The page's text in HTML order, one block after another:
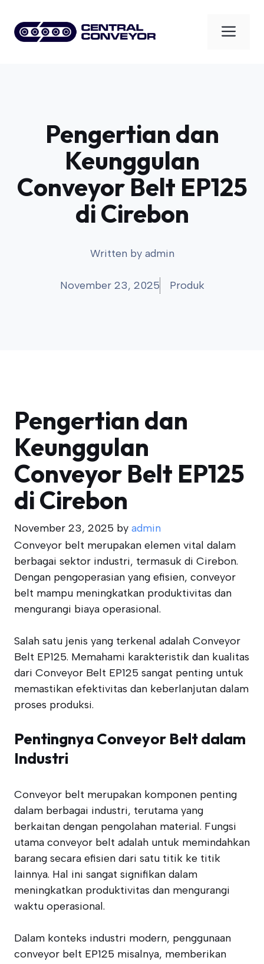
content
Pengertian dan
Keunggulan
Conveyor Belt EP125
di Cirebon
Written by admin
November 23, 2025 Produk
Pengertian dan
Keunggulan
Conveyor Belt EP125
di Cirebon
November 23, 2025 by admin
Conveyor belt merupakan elemen vital dalam
berbagai sektor industri, termasuk di Cirebon.
Dengan pengoperasian yang efisien, conveyor
belt mampu meningkatkan produktivitas dan
mengurangi biaya operasional.
Salah satu jenis yang terkenal adalah Conveyor
Belt EP125. Memahami karakteristik dan kualitas
dari Conveyor Belt EP125 sangat penting untuk
memastikan efektivitas dan keberlanjutan dalam
proses produksi.
Pentingnya Conveyor Belt dalam
Industri
Conveyor belt merupakan komponen penting
dalam berbagai industri, terutama yang
berkaitan dengan pengolahan material. Fungsi
utama conveyor belt adalah untuk memindahkan
barang secara efisien dari satu titik ke titik
lainnya. Hal ini sangat signifikan dalam
meningkatkan produktivitas dan mengurangi
waktu operasional.
Dalam konteks industri modern, penggunaan
conveyor belt EP125 misalnya, memberikan